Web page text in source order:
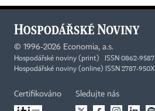
© 1996-2026 Economia, a.s.
Hospodářské noviny (print) ISSN 0862-9587
Hospodářské noviny (online) ISSN 2787-950X
Certifikováno Sledujte nás